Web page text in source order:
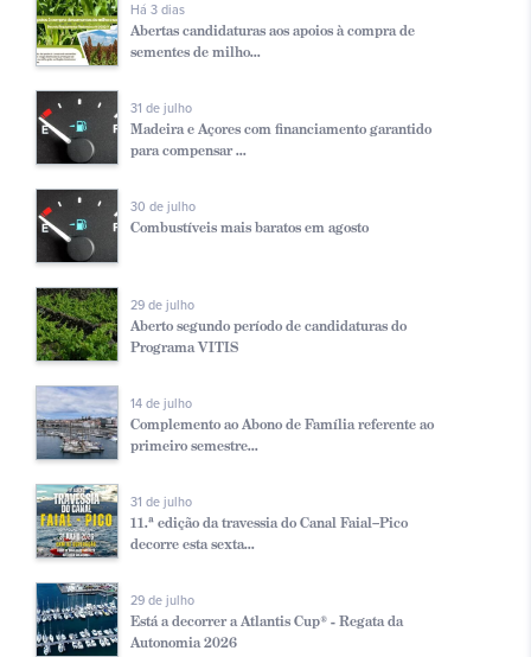
Há 3 dias
Abertas candidaturas aos apoios à compra de
sementes de milho...
31 de julho
Madeira e Açores com financiamento garantido
para compensar ...
30 de julho
Combustíveis mais baratos em agosto
29 de julho
Aberto segundo período de candidaturas do
Programa VITIS
14 de julho
Complemento ao Abono de Família referente ao
primeiro semestre...
31 de julho
11.ª edição da travessia do Canal Faial–Pico
decorre esta sexta...
29 de julho
Está a decorrer a Atlantis Cup® - Regata da
Autonomia 2026